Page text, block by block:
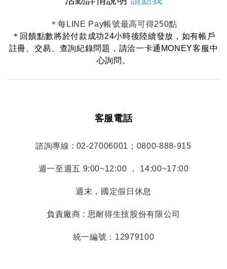
＊每LINE Pay帳號最高可得250點
＊ 回饋點數將於付款成功24小時後陸續發放， 如有帳戶
註冊、交易、查詢紀錄問題， 請洽一卡通MONEY客服中
心詢問。
客服電話
諮詢專線 : 02-27006001；0800-888-915
週一至週五 9:00~12:00 ， 14:00~17:00
週末，國定假日休息
負責廠商 : 思耐得生技股份有限公司
統一編號：12979100